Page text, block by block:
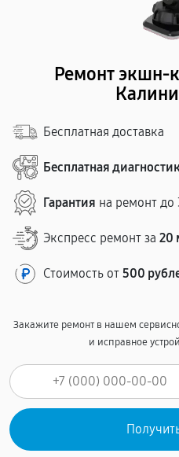
Ремонт экшн-
Бесплатная доставка
Бесплатная
Гарантия на ремонт до
Экспресс ремонт за 20
Стоимость от 500
Закажите ремонт в нашем
и исправное